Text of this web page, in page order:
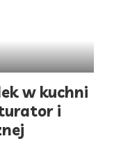
w kuchni
i